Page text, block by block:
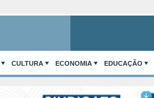
CULTURA ECONOMIA EDUCAÇÃO